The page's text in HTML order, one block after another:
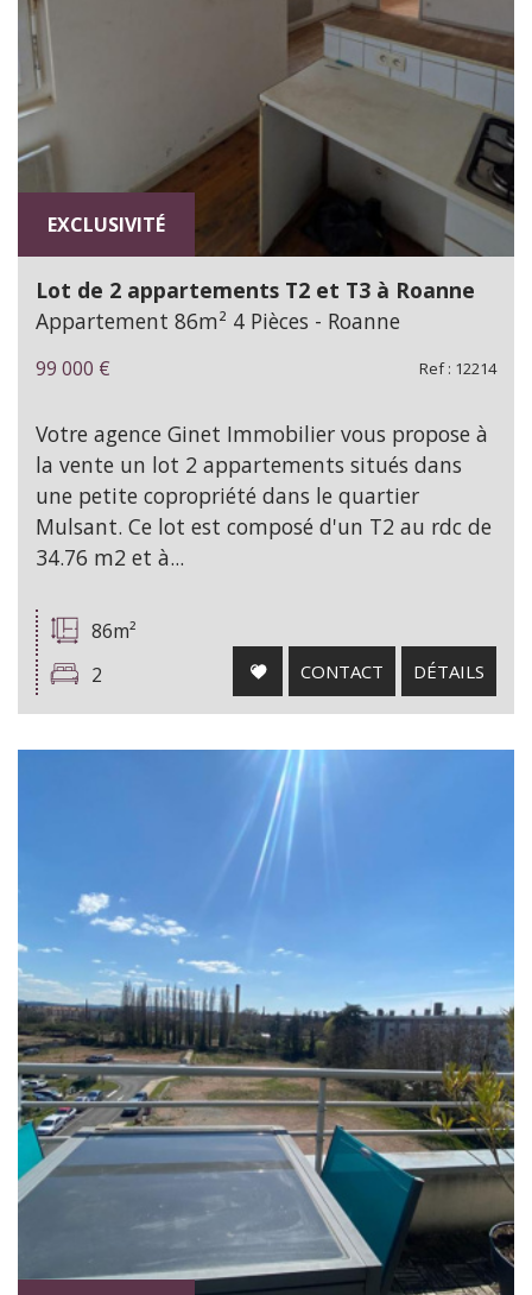
EXCLUSIVITÉ
Lot de 2 appartements T2 et T3 à Roanne
Appartement 86m² 4 Pièces - Roanne
99 000 € Ref : 12214
Votre agence Ginet Immobilier vous propose à
la vente un lot 2 appartements situés dans
une petite copropriété dans le quartier
Mulsant. Ce lot est composé d'un T2 au rdc de
34.76 m2 et à...
86m²
2
CONTACT DÉTAILS